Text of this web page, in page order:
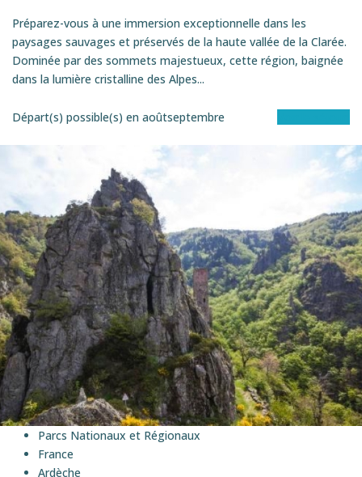
Préparez-vous à une immersion exceptionnelle dans les
paysages sauvages et préservés de la haute vallée de la Clarée.
Dominée par des sommets majestueux, cette région, baignée
dans la lumière cristalline des Alpes...
Départ(s) possible(s) en aoûtseptembre
Parcs Nationaux et Régionaux
France
Ardèche